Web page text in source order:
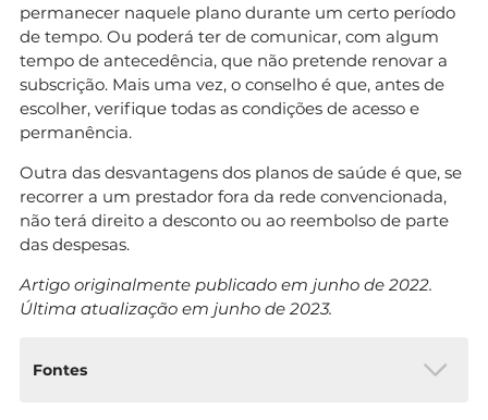
permanecer naquele plano durante um certo período
de tempo. Ou poderá ter de comunicar, com algum
tempo de antecedência, que não pretende renovar a
subscrição. Mais uma vez, o conselho é que, antes de
escolher, verifique todas as condições de acesso e
permanência.
Outra das desvantagens dos planos de saúde é que, se
recorrer a um prestador fora da rede convencionada,
não terá direito a desconto ou ao reembolso de parte
das despesas.
Artigo originalmente publicado em junho de 2022.
Última atualização em junho de 2023.
Fontes